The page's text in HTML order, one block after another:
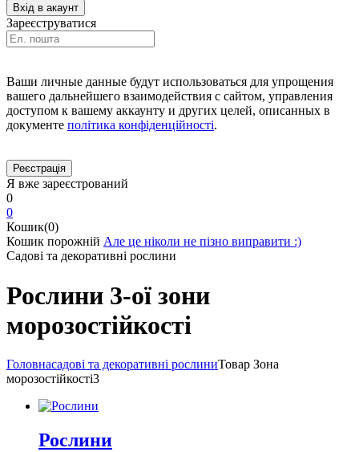
Зареєструватися
Ваши личные данные будут использоваться для упрощения
вашего дальнейшего взаимодействия с сайтом, управления
доступом к вашему аккаунту и других целей, описанных в
документе політика конфіденційності.
Я вже зареєстрований
0
0
Кошик(0)
Кошик порожній Але це ніколи не пізно виправити :)
Садові та декоративні рослини
Рослини 3-ої зони
морозостійкості
Головнасадові та декоративні рослиниТовар Зона
морозостійкості3
Рослини